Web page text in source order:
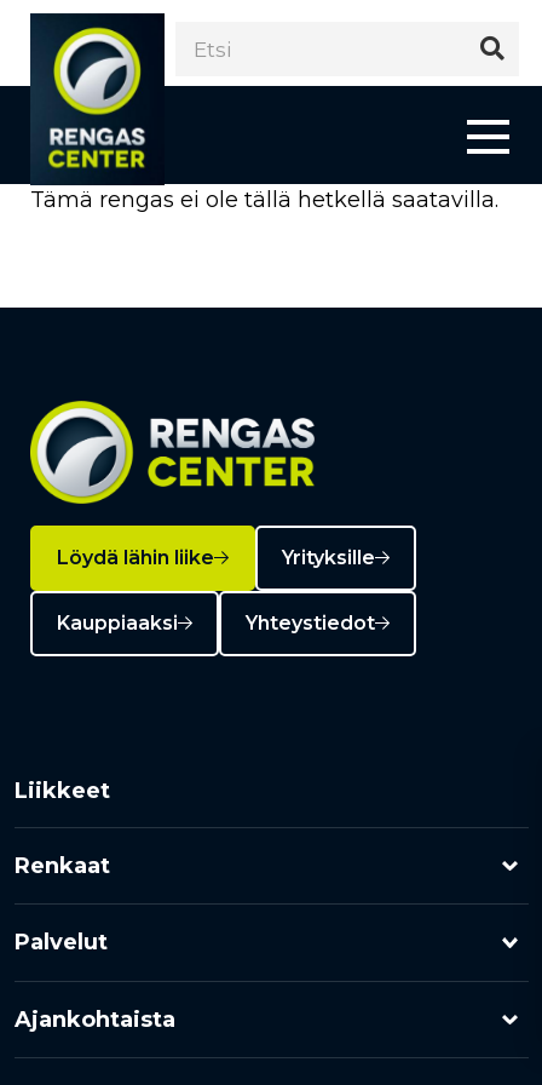
Tämä rengas ei ole tällä hetkellä saatavilla.
Löydä lähin liike Yrityksille
Kauppiaaksi Yhteystiedot
Liikkeet
Renkaat
Henkilöauton renkaat
Kuorma-auton renkaat
Palvelut
Rengashotelli
Ajankohtaista
Kampanjat